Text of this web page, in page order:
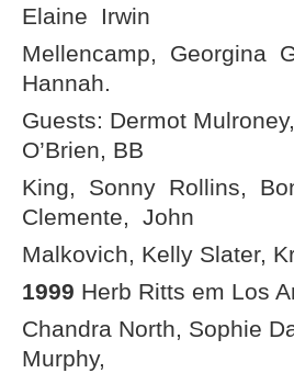
Elaine Irwin
Mellencamp, Georgina
Hannah.
Guests: Dermot
O’Brien, BB
King, Sonny Rollins,
Clemente, John
Malkovich, Kelly Slater,
1999 Herb Ritts em Los
Chandra North, Sophie
Murphy,